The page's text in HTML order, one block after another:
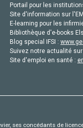
Portail pour les
Site d'information sur
E-learning pour les
Bibliothèque d'e-books
Blog special IFSI :
Suivez notre actualité
Site d'emploi en santé :
ses concédants de